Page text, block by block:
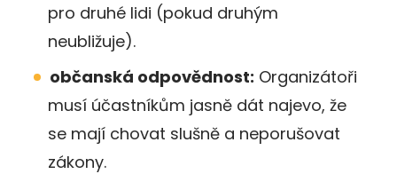
pro druhé lidi (pokud druhým
neubližuje).
občanská odpovědnost: Organizátoři
musí účastníkům jasně dát najevo, že
se mají chovat slušně a neporušovat
zákony.